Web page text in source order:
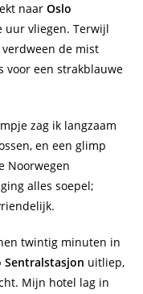
naarOslo
uur vliegen. Terwijl
de mist
voor een strakblauwe
zag ik langzaam
en een glimp
Noorwegen
alles soepel;
twintig minuten in
Sentralstasjon uitliep,
Mijn hotel lag in